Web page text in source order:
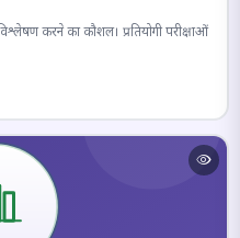
करने का कौशल। प्रतियोगी परीक्षाओं